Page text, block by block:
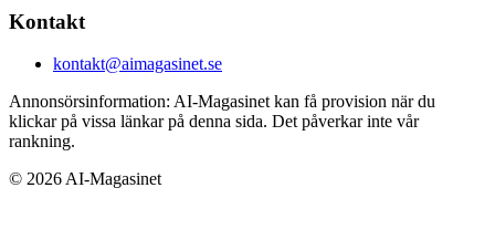
Kontakt
kontakt@aimagasinet.se
Annonsörsinformation: AI-Magasinet kan få provision när du
klickar på vissa länkar på denna sida. Det påverkar inte vår
rankning.
© 2026AI-Magasinet